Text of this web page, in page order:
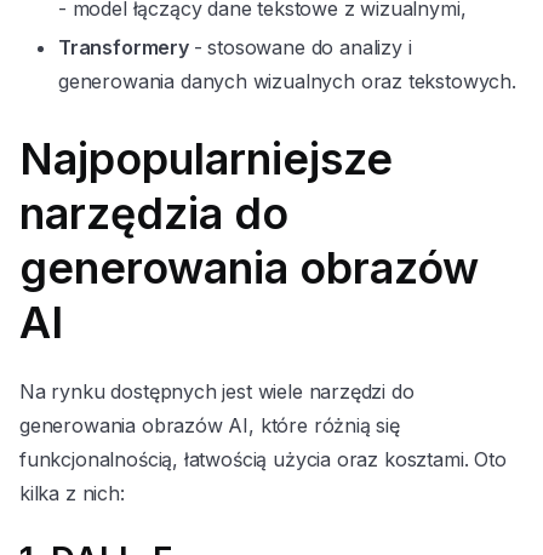
- model łączący dane tekstowe z wizualnymi,
Transformery - stosowane do analizy i
generowania danych wizualnych oraz tekstowych.
Najpopularniejsze
narzędzia do
generowania obrazów
AI
Na rynku dostępnych jest wiele narzędzi do
generowania obrazów AI, które różnią się
funkcjonalnością, łatwością użycia oraz kosztami. Oto
kilka z nich: